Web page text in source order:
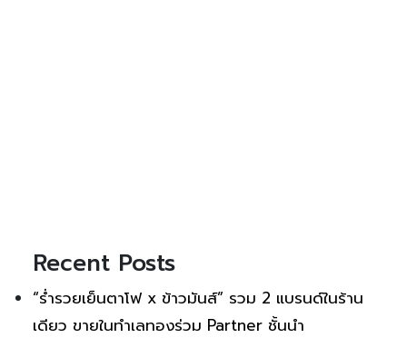
Recent Posts
“ร่ำรวยเย็นตาโฟ x ข้าวมันส์” รวม 2 แบรนด์ในร้าน
เดียว ขายในทำเลทองร่วม Partner ชั้นนำ